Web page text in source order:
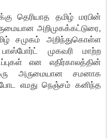
தெரியாத தமிழ் மரபின்
அறிமுகக்கட்டுரை,
சமுகம் அறிந்துகொள்ள
முகவரி மாற்ற
என எதிர்காலத்தின்
அருமையான சமனாக
எமது நெஞ்சம் கனிந்த